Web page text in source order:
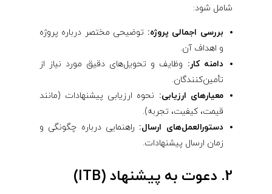
شامل شود:
بررسی اجمالی پروژه: توضیحی مختصر درباره پروژه
و اهداف آن.
دامنه کار: وظایف و تحویل‌های دقیق مورد نیاز از
تأمین‌کنندگان.
معیارهای ارزیابی: نحوه ارزیابی پیشنهادات (مانند
قیمت، کیفیت، تجربه).
دستورالعمل‌های ارسال: راهنمایی درباره چگونگی و
زمان ارسال پیشنهادات.
2. دعوت به پیشنهاد (ITB)